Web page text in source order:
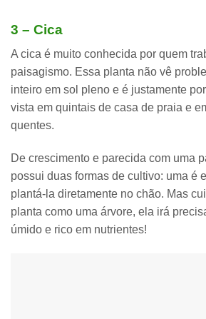
3 – Cica
A cica é muito conhecida por quem
paisagismo. Essa planta não vê
inteiro em sol pleno e é justamente
vista em quintais de casa de praia e
quentes.
De crescimento e parecida com uma
possui duas formas de cultivo: uma é
plantá-la diretamente no chão. Mas
planta como uma árvore, ela irá
úmido e rico em nutrientes!